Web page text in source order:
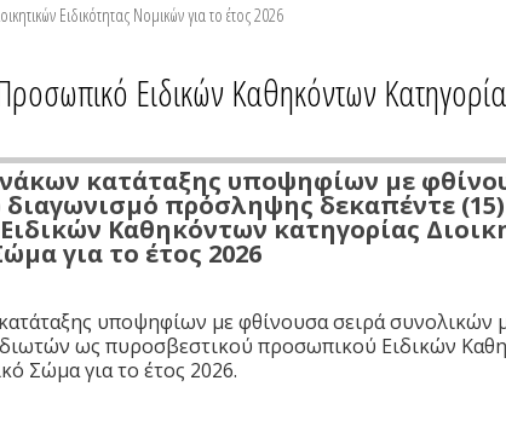
Ειδικότητας Νομικών για το έτος 2026
Ειδικών Καθηκόντων Κατηγορίας
κατάταξης υποψηφίων με
διαγωνισμό πρόσληψης δεκαπέντε
Καθηκόντων κατηγορίας
για το έτος 2026
υποψηφίων με φθίνουσα σειρά συνολικών
ως πυροσβεστικού προσωπικού Ειδικών
Σώμα για το έτος 2026.